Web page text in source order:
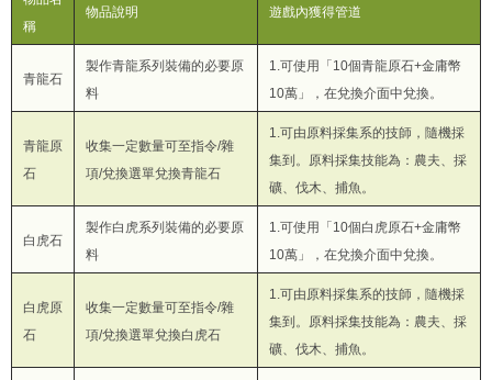
稱
物品說明 遊戲內獲得管道
青龍石
製作青龍系列裝備的必要原
料
1.可使用「10個青龍原石+金庸幣
10萬」，在兌換介面中兌換。
青龍原
石
收集一定數量可至指令/雜
項/兌換選單兌換青龍石
1.可由原料採集系的技師，隨機採
集到。原料採集技能為：農夫、採
礦、伐木、捕魚。
白虎石
製作白虎系列裝備的必要原
料
1.可使用「10個白虎原石+金庸幣
10萬」，在兌換介面中兌換。
白虎原
石
收集一定數量可至指令/雜
項/兌換選單兌換白虎石
1.可由原料採集系的技師，隨機採
集到。原料採集技能為：農夫、採
礦、伐木、捕魚。